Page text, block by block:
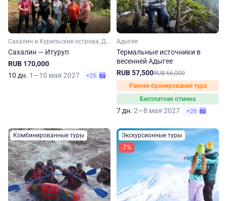
Сахалин и Курильские острова, Дальний Восток
Сахалин — Итуруп
RUB 170,000
10 дн. 1—10 мая 2027 +26
Адыгея
Термальные источники в
весенней Адыгее
RUB 57,500RUB 66,000
Раннее бронирование тура
Бесплатная отмена
7 дн. 2—8 мая 2027 +26
Комбинированные туры
Экскурсионные туры
-7%